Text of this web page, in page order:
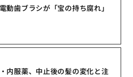
動歯ブラシが「宝の持ち腐れ」
内服薬、中止後の髪の変化と注